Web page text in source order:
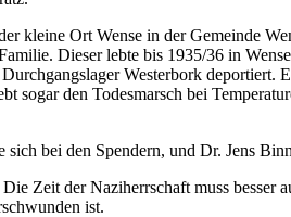
kleine Ort Wense in der Gemeinde
Dieser lebte bis 1935/36 in
Westerbork
sogar den Todesmarsch bei
bei den Spendern, und Dr. Jens
Zeit der Naziherrschaft muss besser
ist.